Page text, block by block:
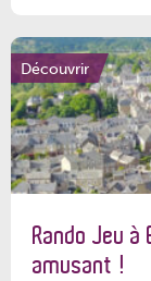
Découvrir
Rando Jeu
amusant !